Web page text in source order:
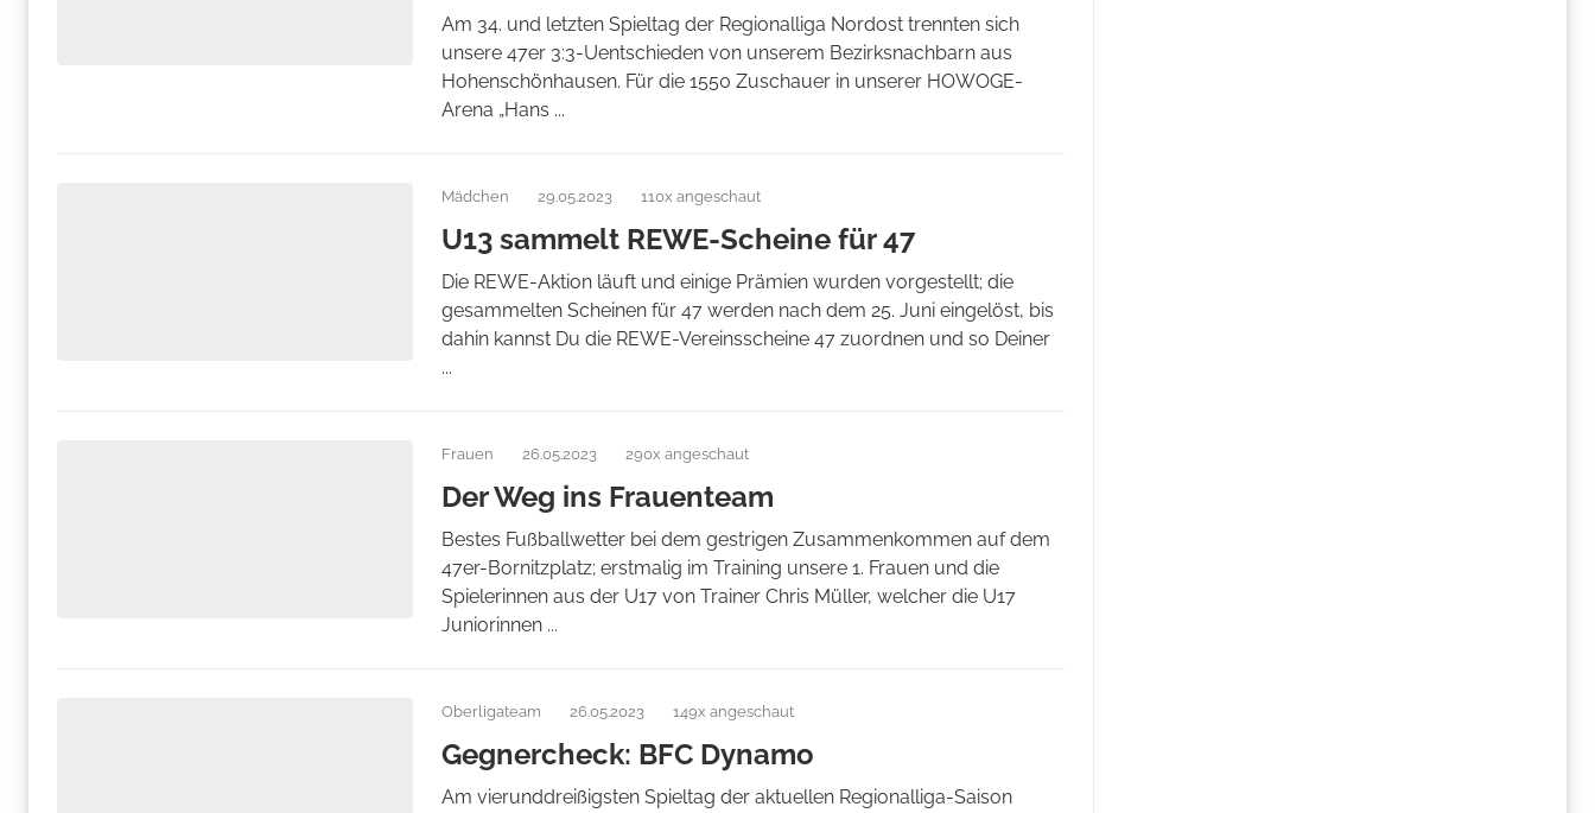
Am 34. und letzten Spieltag der Regionalliga Nordost trennten sich
unsere 47er 3:3-Uentschieden von unserem Bezirksnachbarn aus
Hohenschönhausen. Für die 1550 Zuschauer in unserer HOWOGE-
Arena „Hans ...
Mädchen 29.05.2023 110x angeschaut
U13 sammelt REWE-Scheine für 47
Die REWE-Aktion läuft und einige Prämien wurden vorgestellt; die
gesammelten Scheinen für 47 werden nach dem 25. Juni eingelöst, bis
dahin kannst Du die REWE-Vereinsscheine 47 zuordnen und so Deiner
...
Frauen 26.05.2023 290x angeschaut
Der Weg ins Frauenteam
Bestes Fußballwetter bei dem gestrigen Zusammenkommen auf dem
47er-Bornitzplatz; erstmalig im Training unsere 1. Frauen und die
Spielerinnen aus der U17 von Trainer Chris Müller, welcher die U17
Juniorinnen ...
Oberligateam 26.05.2023 149x angeschaut
Gegnercheck: BFC Dynamo
Am vierunddreißigsten Spieltag der aktuellen Regionalliga-Saison